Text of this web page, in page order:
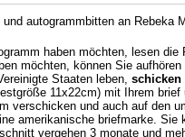
autogrammbitten an Rebeka
haben möchten, lesen
möchten, können Sie aufhören
Staaten leben, schicken
11x22cm) mit Ihrem
verschicken und auch auf den
amerikanische briefmarke.
vergehen 3 monate und